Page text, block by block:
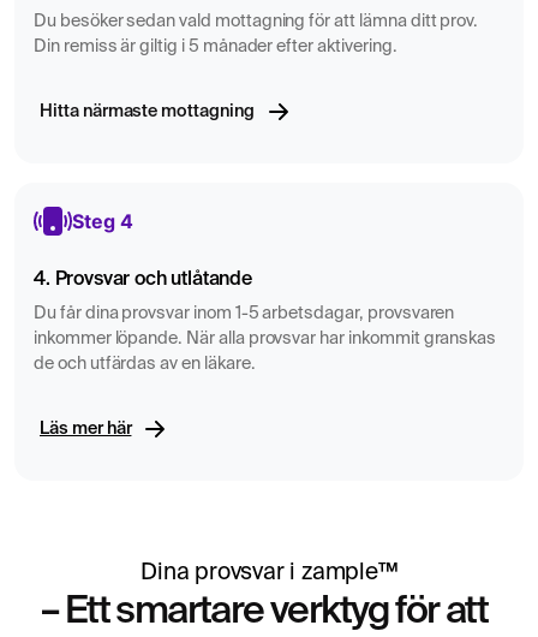
Du besöker sedan vald mottagning för att lämna ditt prov.
Din remiss är giltig i 5 månader efter aktivering.
Hitta närmaste mottagning
Steg 4
4. Provsvar och utlåtande
Du får dina provsvar inom 1-5 arbetsdagar, provsvaren
inkommer löpande. När alla provsvar har inkommit granskas
de och utfärdas av en läkare.
Läs mer här
Dina provsvar i zample™
– Ett smartare verktyg för att